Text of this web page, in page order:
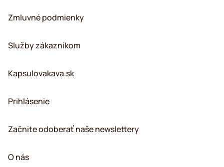
Zmluvné podmienky
Služby zákazníkom
Kapsulovakava.sk
Prihlásenie
Začnite odoberať naše newslettery
O nás